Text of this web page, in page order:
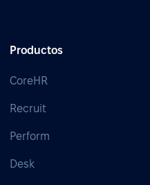
Productos
CoreHR
Recruit
Perform
Desk